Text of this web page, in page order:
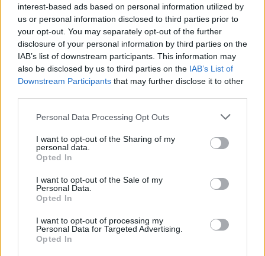
interest-based ads based on personal information utilized by
us or personal information disclosed to third parties prior to
your opt-out. You may separately opt-out of the further
disclosure of your personal information by third parties on the
IAB’s list of downstream participants. This information may
also be disclosed by us to third parties on the IAB’s List of
Downstream Participants that may further disclose it to other
Personal Data Processing Opt Outs
I want to opt-out of the Sharing of my
personal data.
Opted In
I want to opt-out of the Sale of my
Personal Data.
Opted In
I want to opt-out of processing my
Personal Data for Targeted Advertising.
Opted In
Barcelona mbron Marc Bernal
dhe përgatit rinovimin e tij
Hetimet për dosjen “Balluku”/
SPAK ushtron kontrolle në
sekuestrohet projekti i
arredimit të vilës luksoze
kokainë dhe marihuanë